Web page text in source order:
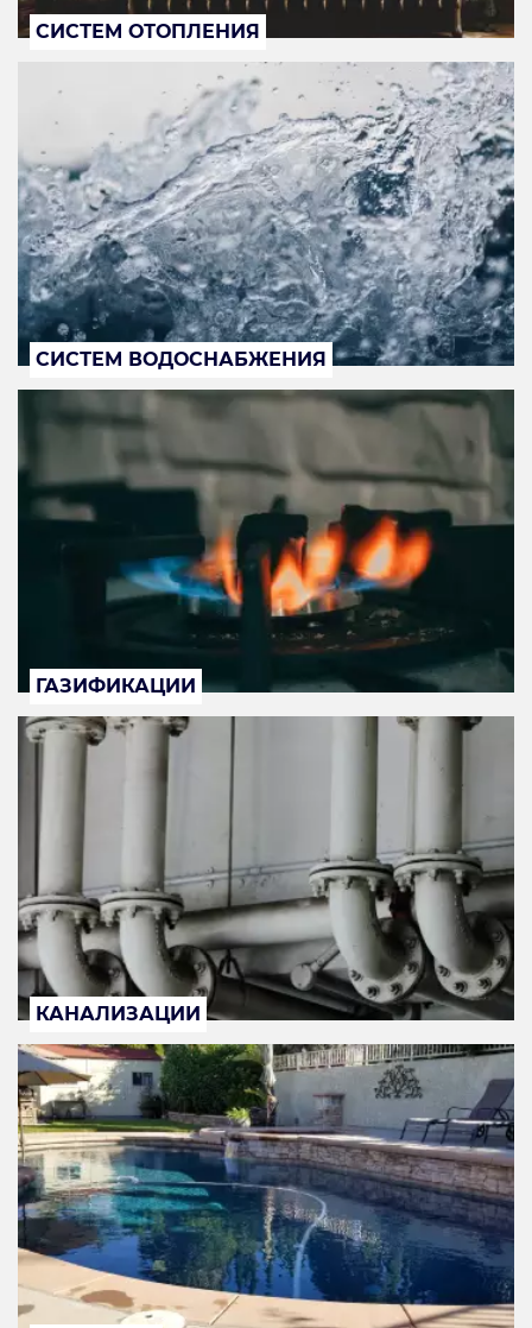
СИСТЕМ ОТОПЛЕНИЯ
СИСТЕМ ВОДОСНАБЖЕНИЯ
ГАЗИФИКАЦИИ
КАНАЛИЗАЦИИ